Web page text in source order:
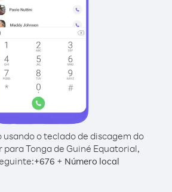
usando o teclado de discagem do
para Tonga de Guiné Equatorial,
+676 + Número local